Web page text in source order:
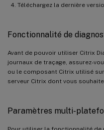
Téléchargez la dernière
Fonctionnalité de
Avant de pouvoir utiliser Citrix
journaux de traçage, assurez-
ou le composant Citrix utilisé
serveur Citrix dont vous
Paramètres multi-